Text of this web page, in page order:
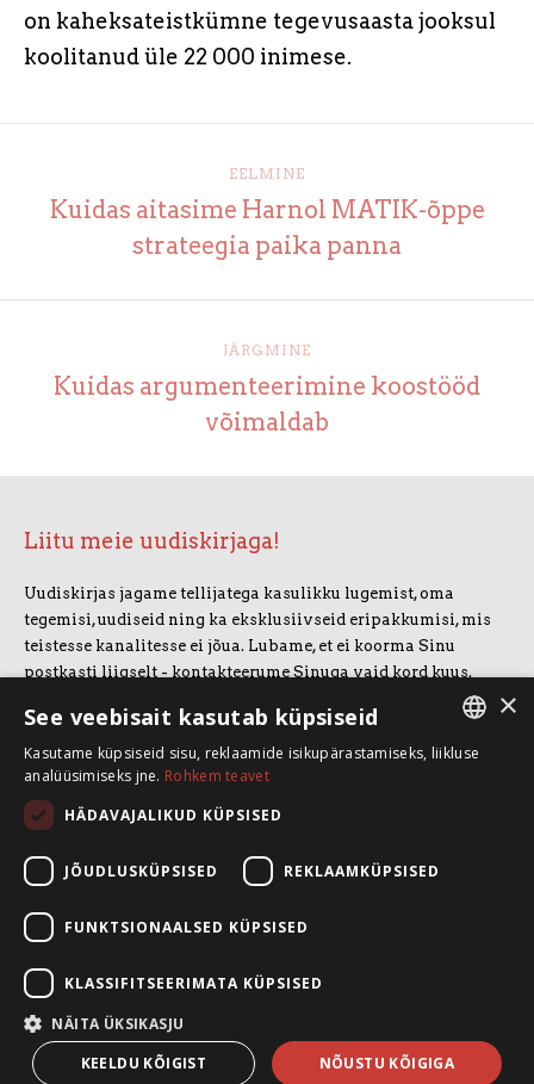
on kaheksateistkümne tegevusaasta jooksul
koolitanud üle 22 000 inimese.
EELMINE
Kuidas aitasime Harnol MATIK-õppe
strateegia paika panna
JÄRGMINE
Kuidas argumenteerimine koostööd
võimaldab
Liitu meie uudiskirjaga!
Uudiskirjas jagame tellijatega kasulikku lugemist, oma
tegemisi, uudiseid ning ka eksklusiivseid eripakkumisi, mis
teistesse kanalitesse ei jõua. Lubame, et ei koorma Sinu
postkasti liigselt - kontakteerume Sinuga vaid kord kuus.
LIITUN UUDISKIRJAGA
Koolitusruum ja kontor: Telliskivi 60/A3, 10412 Tallinn
+372 5388 4854
info@speaksmart.ee
Leia meid sotsiaalmeediast:
Facebook
LinkedIn
Instagram
×
See veebisait kasutab küpsiseid
Kasutame küpsiseid sisu, reklaamide isikupärastamiseks, liikluse
analüüsimiseks jne. Rohkem teavet
HÄDAVAJALIKUD KÜPSISED
JÕUDLUSKÜPSISED REKLAAMKÜPSISED
FUNKTSIONAALSED KÜPSISED
KLASSIFITSEERIMATA KÜPSISED
NÄITA ÜKSIKASJU
NÕUSTU KÕIGIGA
KEELDU KÕIGIST